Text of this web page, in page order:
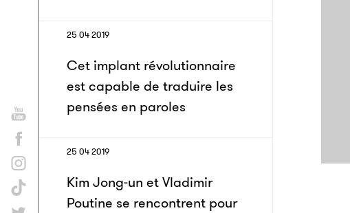
25 04 2019
Cet implant révolutionnaire
est capable de traduire les
pensées en paroles
25 04 2019
Kim Jong-un et Vladimir
Poutine se rencontrent pour